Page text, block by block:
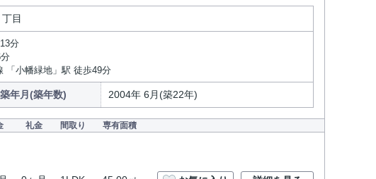
目
分
「小幡緑地」駅 徒歩49分
築年月(築年数) 2004年 6月(築22年)
礼金 間取り 専有面積